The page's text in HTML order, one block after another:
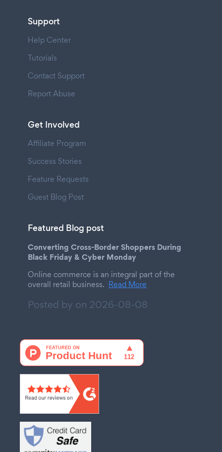
Support
Help Center
Tutorials
Contact Support
Report Abuse
Get Involved
Affiliate Program
Success Stories
Feature Requests
Guest Blog Post
Featured Blog post
Converting Cross-Border Shoppers During
Black Friday & Cyber Monday
Online commerce is an integral part of the
overall retail business. Read More
Posted by on 2026-08-08